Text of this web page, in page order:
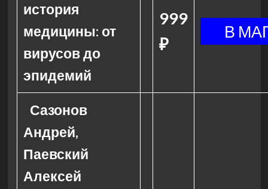
история
медицины: от
вирусов до
эпидемий
999
₽
Сазонов
Андрей,
Паевский
Алексей